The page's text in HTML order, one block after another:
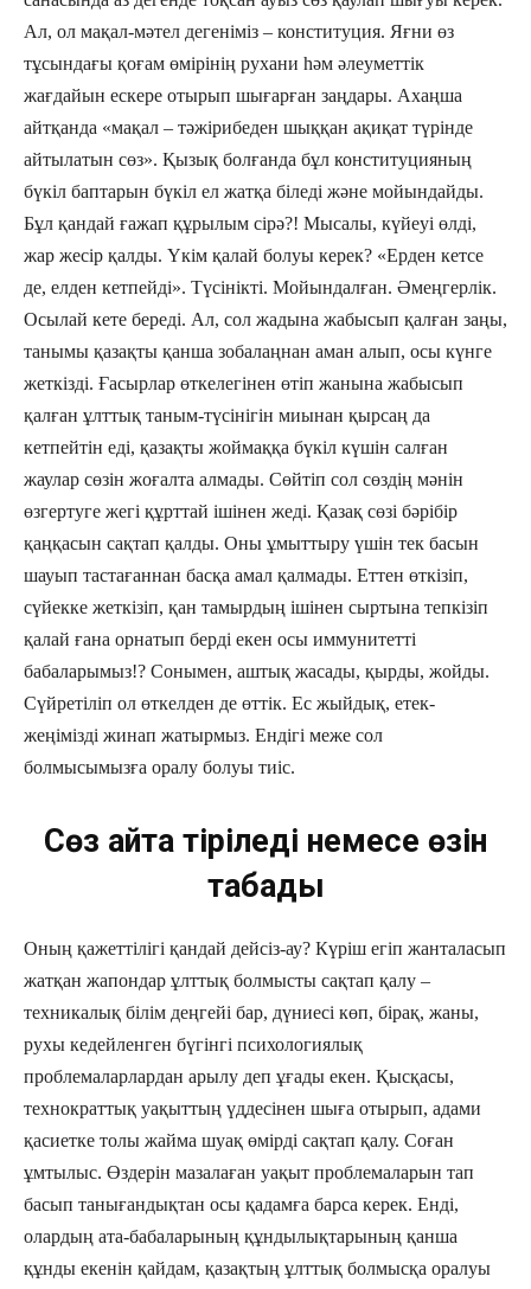
Ал, ол мақал-мәтел дегеніміз – конституция. Яғни өз
тұсындағы қоғам өмірінің рухани һәм әлеуметтік
жағдайын ескере отырып шығарған заңдары. Ахаңша
айтқанда «мақал – тәжірибеден шыққан ақиқат түрінде
айтылатын сөз». Қызық болғанда бұл конституцияның
бүкіл баптарын бүкіл ел жатқа біледі және мойындайды.
Бұл қандай ғажап құрылым сірә?! Мысалы, күйеуі өлді,
жар жесір қалды. Үкім қалай болуы керек? «Ерден кетсе
де, елден кетпейді». Түсінікті. Мойындалған. Әмеңгерлік.
Осылай кете береді. Ал, сол жадына жабысып қалған заңы,
танымы қазақты қанша зобалаңнан аман алып, осы күнге
жеткізді. Ғасырлар өткелегінен өтіп жанына жабысып
қалған ұлттық таным-түсінігін миынан қырсаң да
кетпейтін еді, қазақты жоймаққа бүкіл күшін салған
жаулар сөзін жоғалта алмады. Сөйтіп сол сөздің мәнін
өзгертуге жегі құрттай ішінен жеді. Қазақ сөзі бәрібір
қаңқасын сақтап қалды. Оны ұмыттыру үшін тек басын
шауып тастағаннан басқа амал қалмады. Еттен өткізіп,
сүйекке жеткізіп, қан тамырдың ішінен сыртына тепкізіп
қалай ғана орнатып берді екен осы иммунитетті
бабаларымыз!? Сонымен, аштық жасады, қырды, жойды.
Сүйретіліп ол өткелден де өттік. Ес жыйдық, етек-
жеңімізді жинап жатырмыз. Ендігі меже сол
болмысымызға оралу болуы тиіс.
Сөз қайта тіріледі немесе өзін
табады
Оның қажеттілігі қандай дейсіз-ау? Күріш егіп жанталасып
жатқан жапондар ұлттық болмысты сақтап қалу –
техникалық білім деңгейі бар, дүниесі көп, бірақ, жаны,
рухы кедейленген бүгінгі психологиялық
проблемаларлардан арылу деп ұғады екен. Қысқасы,
технократтық уақыттың үддесінен шыға отырып, адами
қасиетке толы жайма шуақ өмірді сақтап қалу. Соған
ұмтылыс. Өздерін мазалаған уақыт проблемаларын тап
басып танығандықтан осы қадамға барса керек. Енді,
олардың ата-бабаларының құндылықтарының қанша
құнды екенін қайдам, қазақтың ұлттық болмысқа оралуы